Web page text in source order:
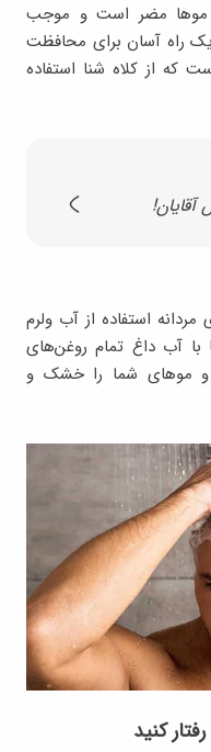
موها مضر است و موجب
راه آسان برای محافظت
که از کلاه شنا استفاده
استفاده از آب ولرم
آب داغ تمام روغن‌های
و موهای شما را خشک و